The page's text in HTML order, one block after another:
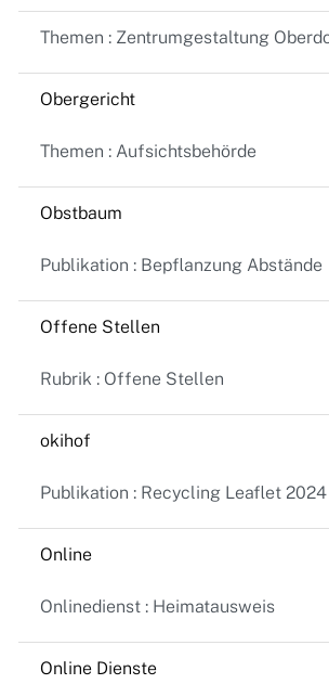
Themen : Zentrumgestaltung
Obergericht
Themen : Aufsichtsbehörde
Obstbaum
Publikation : Bepflanzung Abstände
Offene Stellen
Rubrik : Offene Stellen
okihof
Publikation : Recycling Leaflet 2024
Online
Onlinedienst : Heimatausweis
Online Dienste